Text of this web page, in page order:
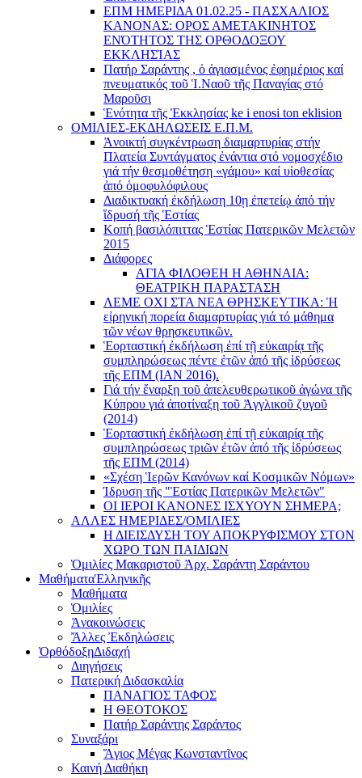
ΕΠΜ ΗΜΕΡΙΔΑ 01.02.25 - ΠΑΣΧΑΛΙΟΣ
ΚΑΝΟΝΑΣ: ΟΡΟΣ ΑΜΕΤΑΚΙΝΗΤΟΣ
ΕΝΌΤΗΤΟΣ ΤΗΣ ΟΡΘΟΔΟΞΟΥ
ΕΚΚΛΗΣΊΑΣ
Πατήρ Σαράντης , ὁ ἁγιασμένος ἐφημέριος καί
πνευματικός τοῦ Ἱ.Ναοῦ τῆς Παναγίας στό
Μαροῦσι
Ἑνότητα τῆς Ἐκκλησίας ke i enosi ton eklision
ΟΜΙΛΙΕΣ-ΕΚΔΗΛΩΣΕΙΣ Ε.Π.Μ.
Ἀνοικτή συγκέντρωση διαμαρτυρίας στήν
Πλατεία Συντάγματος ἐνάντια στό νομοσχέδιο
γιά τήν θεσμοθέτηση «γάμου» καί υἱοθεσίας
ἀπό ὁμοφυλόφιλους
Διαδικτυακή ἐκδήλωση 10ῃ ἐπετείῳ ἀπό τήν
ἵδρυσή τῆς Ἑστίας
Κοπή βασιλόπιττας Ἑστίας Πατερικῶν Μελετῶν
2015
Διάφορες
ΑΓΙΑ ΦΙΛΟΘΕΗ Η ΑΘΗΝΑΙΑ:
ΘΕΑΤΡΙΚΗ ΠΑΡΑΣΤΑΣΗ
ΛΕΜΕ ΟΧΙ ΣΤΑ ΝΕΑ ΘΡΗΣΚΕΥΤΙΚΑ: Ἡ
εἰρηνική πορεία διαμαρτυρίας γιά τό μάθημα
τῶν νέων θρησκευτικῶν.
Ἑορταστική ἐκδήλωση ἐπί τῇ εὐκαιρίᾳ τῆς
συμπληρώσεως πέντε ἐτῶν ἀπό τῆς ἱδρύσεως
τῆς ΕΠΜ (ΙΑΝ 2016).
Γιά τήν ἔναρξη τοῦ ἀπελευθερωτικοῦ ἀγώνα τῆς
Κύπρου γιά ἀποτίναξη τοῦ Ἀγγλικοῦ ζυγοῦ
(2014)
Ἑορταστική ἐκδήλωση ἐπί τῇ εὐκαιρίᾳ τῆς
συμπληρώσεως τριῶν ἐτῶν ἀπό τῆς ἱδρύσεως
τῆς ΕΠΜ (2014)
«Σχέση Ἱερῶν Κανόνων καί Κοσμικῶν Νόμων»
Ίδρυση τῆς "Ἑστίας Πατερικῶν Μελετῶν"
ΟΙ ΙΕΡΟΙ ΚΑΝΟΝΕΣ ΙΣΧΥΟΥΝ ΣΗΜΕΡΑ;
ΑΛΛΕΣ ΗΜΕΡΙΔΕΣ/ΟΜΙΛΙΕΣ
Η ΔΙΕΙΣΔΥΣΗ ΤΟΥ ΑΠΟΚΡΥΦΙΣΜΟΥ ΣΤΟΝ
ΧΩΡΟ ΤΩΝ ΠΑΙΔΙΩΝ
Ὁμιλίες Μακαριστοῦ Ἀρχ. Σαράντη Σαράντου
ΜαθήματαἙλληνικῆς
Μαθήματα
Ὁμιλίες
Ἀνακοινώσεις
Ἄλλες Ἐκδηλώσεις
ὈρθόδοξηΔιδαχή
Διηγήσεις
Πατερική Διδασκαλία
ΠΑΝΑΓΙΟΣ ΤΑΦΟΣ
Η ΘΕΟΤΟΚΟΣ
Πατήρ Σαράντης Σαράντος
Συναξάρι
Ἅγιος Μέγας Κωνσταντῖνος
Καινή Διαθήκη